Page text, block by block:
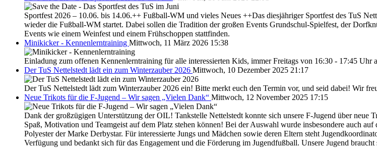
Sportfest 2026 – 10.06. bis 14.06.++ Fußball-WM und vieles Neues ++Das diesjähriger Sportfest des TuS
wieder die Fußball-WM startet. Dabei sollen die Tradition der großen Events Grundschul-Spielfest, der
Events wie einem Weinfest und einem Frühschoppen stattfinden.
Minikicker - Kennenlerntraining Mittwoch, 11 März 2026 15:38
Einladung zum offenen Kennenlerntraining für alle interessierten Kids, immer Freitags von 16:30 - 17:45 Uhr
Der TuS Nettelstedt lädt ein zum Winterzauber 2026 Mittwoch, 10 Dezember 2025 21:17
Der TuS Nettelstedt lädt zum Winterzauber 2026 ein! Bitte merkt euch den Termin vor, und seid dabei! Wir
Neue Trikots für die F-Jugend – Wir sagen „Vielen Dank“ Mittwoch, 12 November 2025 17:15
Dank der großzügigen Unterstützung der OIL! Tankstelle Nettelstedt konnte sich unsere F-Jugend über
Spaß, Motivation und Teamgeist auf dem Platz stehen können! Bei der Auswahl wurde insbesondere auch
Polyester der Marke Derbystar. Für interessierte Jungs und Mädchen sowie deren Eltern steht
Verfügung und bedankt sich für das Engagement und die Förderung im Jugendfußball. Unsere Jugend